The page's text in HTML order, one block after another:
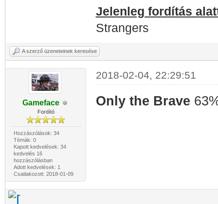
Jelenleg fordítás
Strangers
A szerző üzeneteinek keresése
Gameface
Fordító
Hozzászólások: 34
Témák: 0
Kapott kedvelések: 34
kedvelés 16
hozzászólásban
Adott kedvelések: 1
Csatlakozott: 2018-01-09
2018-02-04, 22:29:51
Only the Brave